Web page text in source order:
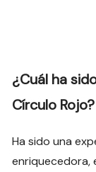
¿Cuál ha
Círculo Rojo?
Ha sido una
enriquecedora,